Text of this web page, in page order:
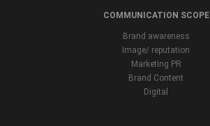
COMMUNICATION SCOPE
Brand awareness
Image/ reputation
Marketing PR
Brand Content
Digital